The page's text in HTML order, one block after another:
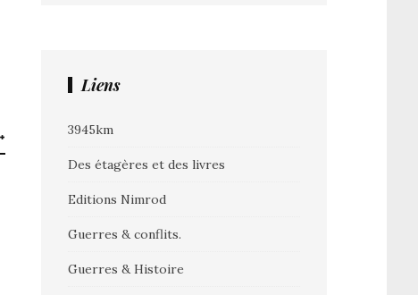
Liens
3945km
Des étagères et des livres
Editions Nimrod
Guerres & conflits.
Guerres & Histoire